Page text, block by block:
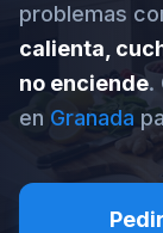
problemas
calienta,
no enciende.
en Granada